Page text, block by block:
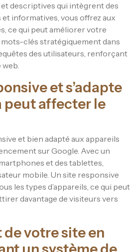
descriptives qui intègrent des
informatives, vous offrez aux
ce qui peut améliorer votre
clés stratégiquement dans
des utilisateurs, renforçant
et s’adapte
peut affecter le
et bien adapté aux appareils
sur Google. Avec un
et des tablettes,
mobile. Un site responsive
les types d’appareils, ce qui peut
davantage de visiteurs vers
votre site en